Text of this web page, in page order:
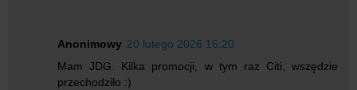
Anonimowy 20 lutego 2026 16:20
Mam JDG. Kilka promocji, w tym raz Citi, wszędzie
przechodziło :)